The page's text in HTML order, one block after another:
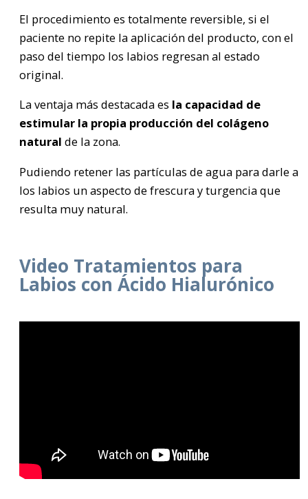
El procedimiento es totalmente reversible, si el
paciente no repite la aplicación del producto, con el
paso del tiempo los labios regresan al estado
original.
La ventaja más destacada es la capacidad de
estimular la propia producción del colágeno
natural de la zona.
Pudiendo retener las partículas de agua para darle a
los labios un aspecto de frescura y turgencia que
resulta muy natural.
Video Tratamientos para
Labios con Ácido Hialurónico